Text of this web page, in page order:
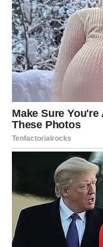
Odnosi koji imaju
sputavaju – prirodno
ZDRAVLJE
Kretanje je
Energija se popravlja
Kretanje, boravak
snažan regenerativni
Telo vam govori isto